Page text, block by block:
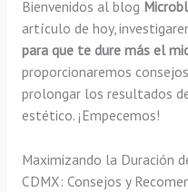
Bienvenidos al blog
artículo de hoy,
para que te dure más el
proporcionaremos
prolongar los resultados
estético. ¡Empecemos!
Maximizando la Duración
CDMX: Consejos y